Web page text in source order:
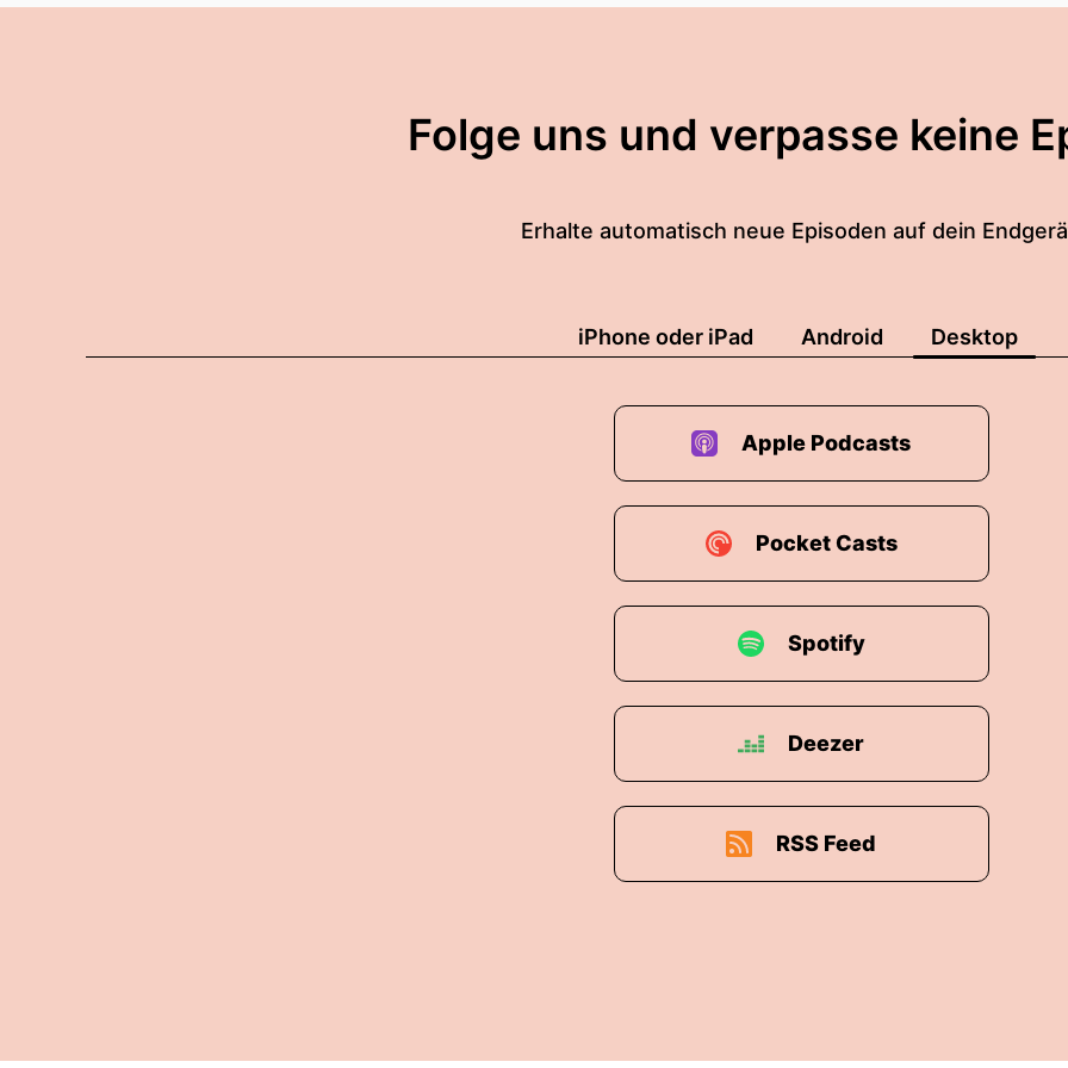
Folge uns und verpasse keine
Erhalte automatisch neue Episoden auf dein
iPhone oder iPad Android Desktop
Apple Podcasts
Pocket Casts
Spotify
Deezer
RSS Feed